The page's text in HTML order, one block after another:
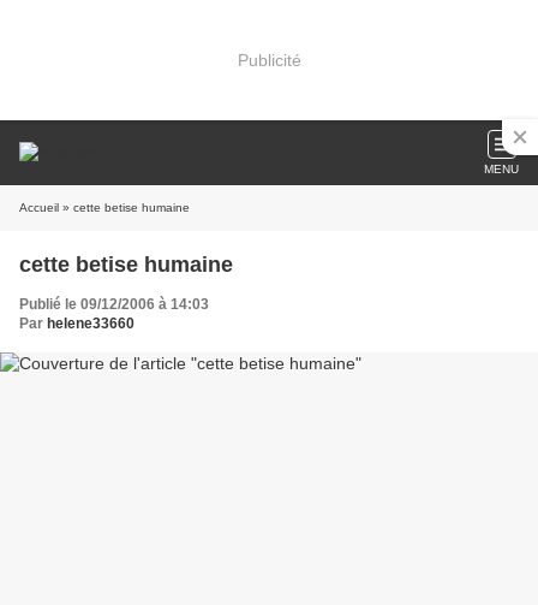
Publicité
MENU
Accueil » cette betise humaine
cette betise humaine
Publié le 09/12/2006 à 14:03
Par helene33660